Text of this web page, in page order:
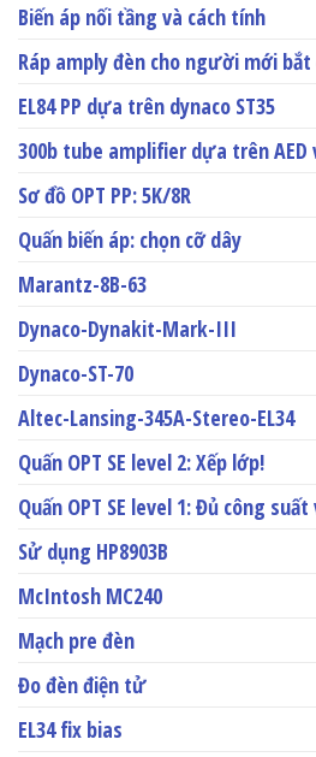
Biến áp nối tầng và cách tính
Ráp amply đèn cho người mới bắt
EL84 PP dựa trên dynaco ST35
300b tube amplifier dựa trên AED
Sơ đồ OPT PP: 5K/8R
Quấn biến áp: chọn cỡ dây
Marantz-8B-63
Dynaco-Dynakit-Mark-III
Dynaco-ST-70
Altec-Lansing-345A-Stereo-EL34
Quấn OPT SE level 2: Xếp lớp!
Quấn OPT SE level 1: Đủ công
Sử dụng HP8903B
McIntosh MC240
Mạch pre đèn
Đo đèn điện tử
EL34 fix bias